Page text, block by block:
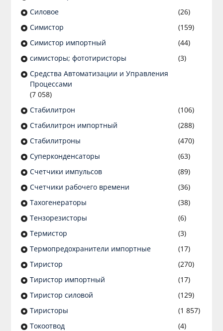
Силовое
(26)
Симистор
(159)
Симистор импортный
(44)
симисторы; фототиристоры
(3)
Средства Автоматизации и Управления
Процессами
(7 058)
Стабилитрон
(106)
Стабилитрон импортный
(288)
Стабилитроны
(470)
Суперконденсаторы
(63)
Счетчики импульсов
(89)
Счетчики рабочего времени
(36)
Тахогенераторы
(38)
Тензорезисторы
(6)
Термистор
(3)
Термопредохранители импортные
(17)
Тиристор
(270)
Тиристор импортный
(17)
Тиристор силовой
(129)
Тиристоры
(1 857)
Токоотвод
(4)